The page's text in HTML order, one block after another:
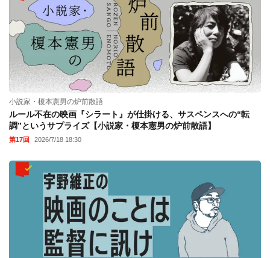
小説家・榎本憲男の炉前散語
ルール不在の映画『シラート』が仕掛ける、サスペンスへの“転
調”というサプライズ【小説家・榎本憲男の炉前散語】
第17回 2026/7/18 18:30